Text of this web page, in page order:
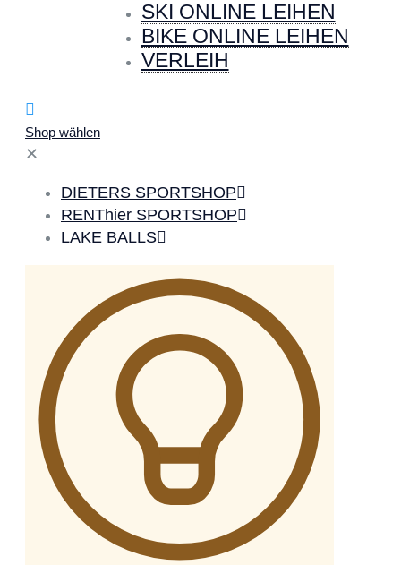
SKI ONLINE LEIHEN
BIKE ONLINE LEIHEN
VERLEIH
Shop wählen
✕
DIETERS SPORTSHOP
RENThier SPORTSHOP
LAKE BALLS